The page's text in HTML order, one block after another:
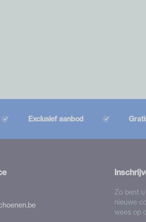
Exclusief aanbod
Zo bent
nieuwe
wees op